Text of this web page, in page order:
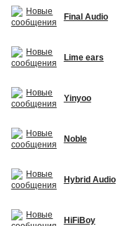
Final Audio
Lime ears
Yinyoo
Noble
Hybrid Audio
HiFiBoy